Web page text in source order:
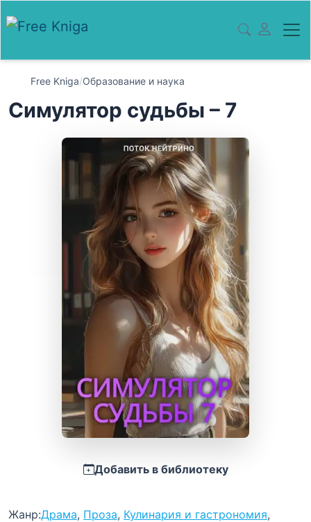
Free Kniga/Образование и наука
Симулятор судьбы – 7
Добавить в библиотеку
Жанр:Драма, Проза, Кулинария и гастрономия,